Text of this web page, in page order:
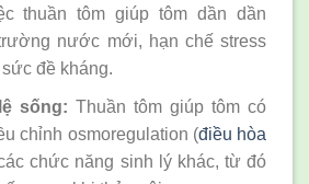
thuần tôm giúp tôm dần dần
nước mới, hạn chế stress
đề kháng.
sống: Thuần tôm giúp tôm có
chỉnh osmoregulation (điều hòa
chức năng sinh lý khác, từ đó